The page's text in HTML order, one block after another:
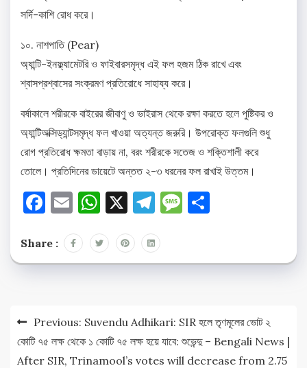
সর্দি-কাশি রোধ করে।
১০. নাশপাতি (Pear)
অ্যান্টি-ইনফ্ল্যামেটরি ও ফাইবারসমৃদ্ধ এই ফল হজম ঠিক রাখে এবং
শ্বাসপ্রশ্বাসের সংক্রমণ প্রতিরোধে সাহায্য করে।
বর্ষাকালে শরীরকে বাইরের জীবাণু ও ভাইরাস থেকে রক্ষা করতে হলে পুষ্টিকর ও
অ্যান্টিঅক্সিড্যান্টসমৃদ্ধ ফল খাওয়া অত্যন্ত জরুরি। উপরোক্ত ফলগুলি শুধু
রোগ প্রতিরোধ ক্ষমতা বাড়ায় না, বরং শরীরকে সতেজ ও শক্তিশালী করে
তোলে। প্রতিদিনের ডায়েটে অন্তত ২-৩ ধরনের ফল রাখাই উত্তম।
Facebook
EmailWhatsApp
X Telegram
Message
Share :
Post
navigation
Previous: Suvendu Adhikari: SIR হলে তৃণমূলের ভোট ২
কোটি ৭৫ লক্ষ থেকে ১ কোটি ৭৫ লক্ষ হয়ে যাবে: শুভেন্দু – Bengali News |
After SIR, Trinamool’s votes will decrease from 2.75